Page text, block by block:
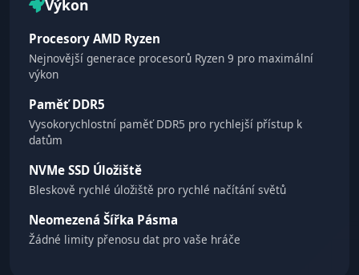
Výkon
Procesory AMD Ryzen
Nejnovější generace procesorů Ryzen 9 pro maximální
výkon
Paměť DDR5
Vysokorychlostní paměť DDR5 pro rychlejší přístup k
datům
NVMe SSD Úložiště
Bleskově rychlé úložiště pro rychlé načítání světů
Neomezená Šířka Pásma
Žádné limity přenosu dat pro vaše hráče